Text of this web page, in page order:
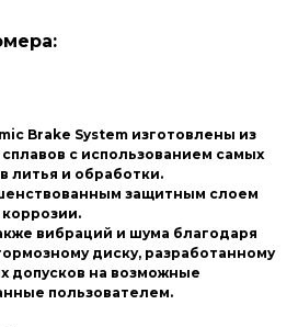
Brake System изготовлены из
с использованием самых
литья и обработки.
защитным слоем
вибраций и шума благодаря
диску, разработанному
допусков на возможные
пользователем.